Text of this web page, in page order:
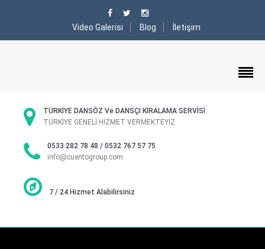
Video Galerisi Blog İletişim
TÜRKİYE DANSÖZ Ve DANSÇI KİRALAMA SERVİSİ
TÜRKİYE GENELİ HİZMET VERMEKTEYİZ
0533 282 78 48 / 0532 767 57 75
info@cuentogroup.com
7 / 24 Hizmet Alabilirsiniz